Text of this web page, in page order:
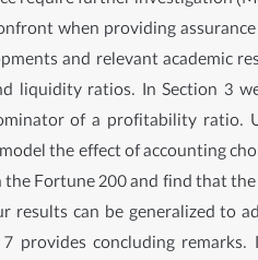
when providing
and relevant academic
liquidity ratios. In Section 3
of a profitability
the effect of accounting
Fortune 200 and find that
results can be generalized
provides concluding